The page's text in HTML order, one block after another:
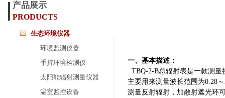
产品展示
PRODUCTS
生态环境仪器
环境监测仪器
手持环境检测仪
太阳能辐射测量仪器
温室监控设备
一、基本描述：
TBQ-2-B总辐射表是一款测量
主要用来测量波长范围为0.28
测量反射辐射，加散射遮光环